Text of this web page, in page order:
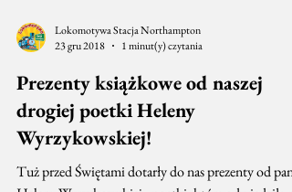
23 gru 2018
1 minut(y) czytania
Prezenty książkowe od naszej
drogiej poetki Heleny
Wyrzykowskiej!